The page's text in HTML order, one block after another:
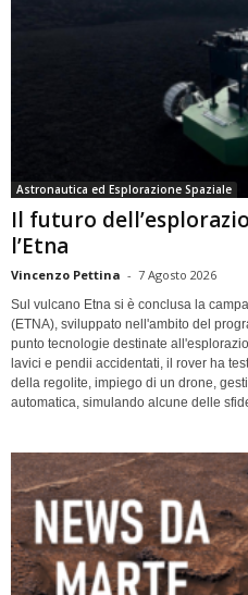
Astronautica ed Esplorazione Spaziale
Il futuro
l’Etna
Vincenzo Pettina - 7 Agosto 2026
Sul vulcano Etna si è conclusa la
(ETNA), sviluppato nell'ambito del
punto tecnologie destinate
lavici e pendii accidentati, il rover ha
della regolite, impiego di un drone,
automatica, simulando alcune delle